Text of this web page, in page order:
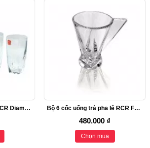
Bộ 6 cốc uống nước RCR Diamante Bộ 6 cốc uống trà pha lê RCR Fusion
480.000 ₫
Chọn mua